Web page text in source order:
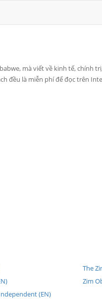
mà viết về kinh tế, chính
đều là miễn phí để đọc trên
(EN)
The
Zim